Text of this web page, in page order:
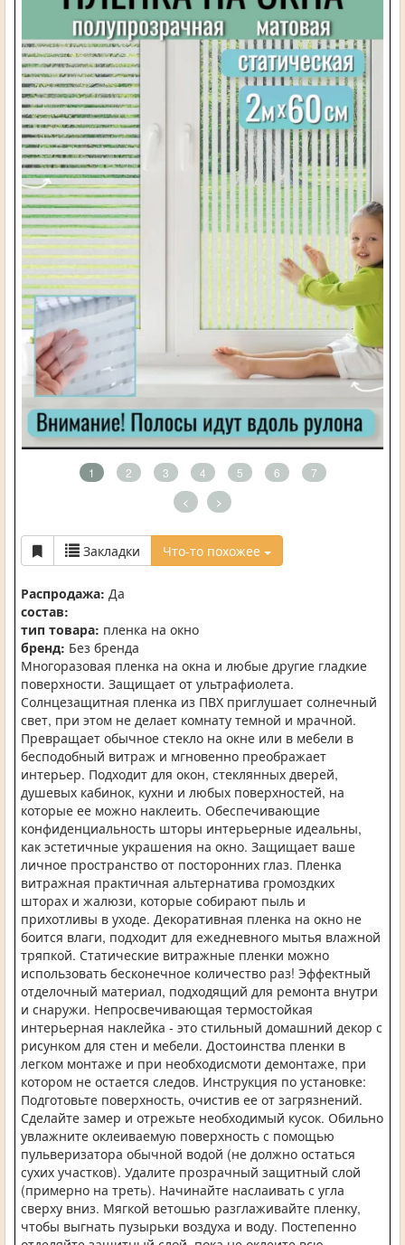
1 2 3 4 5 6 7
< >
Закладки Что-то похожее
Распродажа: Да
состав:
тип товара: пленка на окно
бренд: Без бренда
Многоразовая пленка на окна и любые другие гладкие
поверхности. Защищает от ультрафиолета.
Солнцезащитная пленка из ПВХ приглушает солнечный
свет, при этом не делает комнату темной и мрачной.
Превращает обычное стекло на окне или в мебели в
бесподобный витраж и мгновенно преображает
интерьер. Подходит для окон, стеклянных дверей,
душевых кабинок, кухни и любых поверхностей, на
которые ее можно наклеить. Обеспечивающие
конфиденциальность шторы интерьерные идеальны,
как эстетичные украшения на окно. Защищает ваше
личное пространство от посторонних глаз. Пленка
витражная практичная альтернатива громоздких
шторах и жалюзи, которые собирают пыль и
прихотливы в уходе. Декоративная пленка на окно не
боится влаги, подходит для ежедневного мытья влажной
тряпкой. Статические витражные пленки можно
использовать бесконечное количество раз! Эффектный
отделочный материал, подходящий для ремонта внутри
и снаружи. Непросвечивающая термостойкая
интерьерная наклейка - это стильный домашний декор с
рисунком для стен и мебели. Достоинства пленки в
легком монтаже и при необходисмоти демонтаже, при
котором не остается следов. Инструкция по установке:
Подготовьте поверхность, очистив ее от загрязнений.
Сделайте замер и отрежьте необходимый кусок. Обильно
увлажните оклеиваемую поверхность с помощью
пульверизатора обычной водой (не должно остаться
сухих участков). Удалите прозрачный защитный слой
(примерно на треть). Начинайте наслаивать с угла
сверху вниз. Мягкой ветошью разглаживайте пленку,
чтобы выгнать пузырьки воздуха и воду. Постепенно